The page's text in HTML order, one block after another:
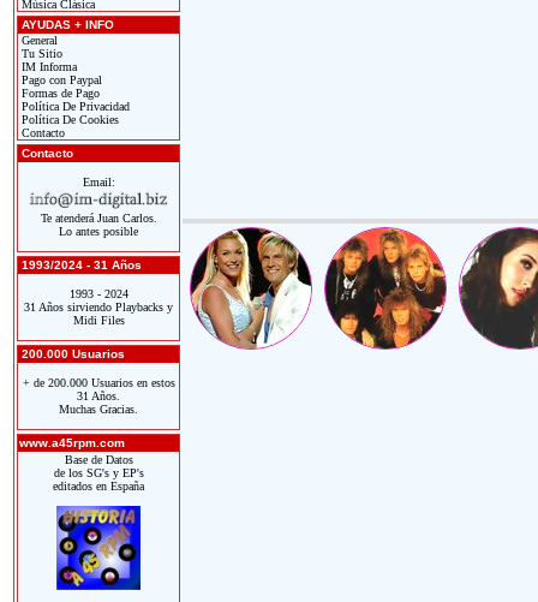
Música Clásica
AYUDAS + INFO
General
Tu Sitio
IM Informa
Pago con Paypal
Formas de Pago
Política De Privacidad
Política De Cookies
Contacto
Contacto
Email:
Te atenderá Juan Carlos.
Lo antes posible
1993/2024 - 31 Años
1993 - 2024
31 Años sirviendo Playbacks y
Midi Files
200.000 Usuarios
+ de 200.000 Usuarios en estos
31 Años.
Muchas Gracias.
www.a45rpm.com
Base de Datos
de los SG's y EP's
editados en España